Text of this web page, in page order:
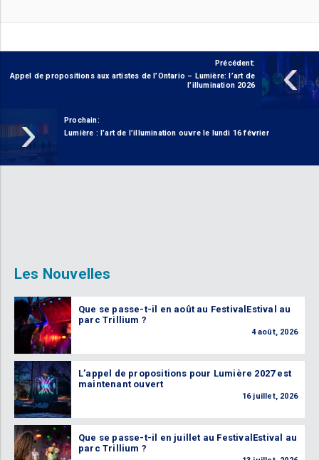
‹
Précédent:
Appel de propositions aux artistes de l’Ontario – Lumière: l’art de
l’illumination 2026
›
Prochain:
Lumière : l’art de l’illumination ouvre le lundi 16 février
Les Nouvelles
Que se passe-t-il en août au FestivalEstival au
parc Trillium ?
4 août, 2026
L’appel de propositions pour Lumière 2027 est
maintenant ouvert
16 juillet, 2026
Que se passe-t-il en juillet au FestivalEstival au
parc Trillium ?